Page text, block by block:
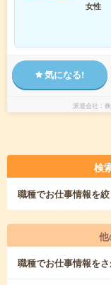
女性
気になる!
派遣会社
検
職種でお仕事情報を
職種でお仕事情報を